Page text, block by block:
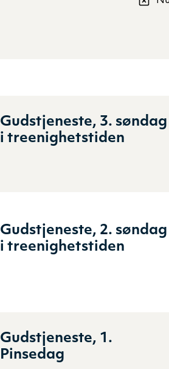
Gudstjeneste, 3. søndag
i treenighetstiden
Gudstjeneste, 2. søndag
i treenighetstiden
Gudstjeneste, 1.
Pinsedag